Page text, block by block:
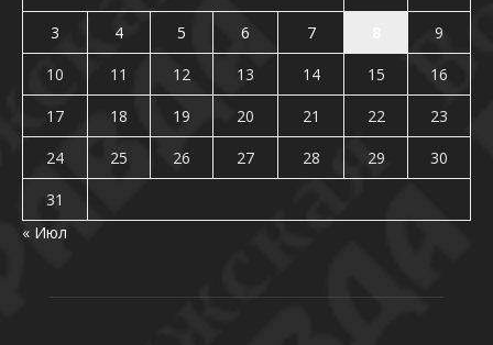
3
4 5 6 7
9
10
11 12 13 14 15
16
17
18 19 20 21 22
23
24
25 26 27 28 29
30
31
« Июл